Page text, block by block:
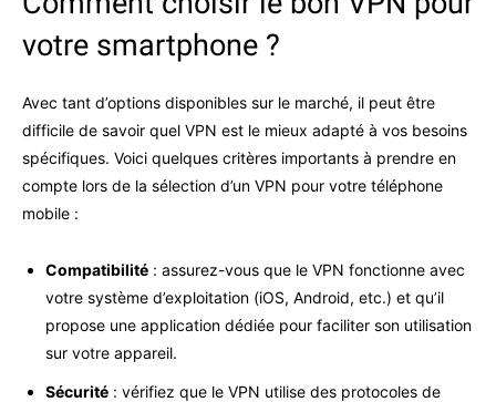
votre smartphone ?
Avec tant d’options disponibles sur le marché, il peut être
difficile de savoir quel VPN est le mieux adapté à vos besoins
spécifiques. Voici quelques critères importants à prendre en
compte lors de la sélection d’un VPN pour votre téléphone
mobile :
Compatibilité : assurez-vous que le VPN fonctionne avec
votre système d’exploitation (iOS, Android, etc.) et qu’il
propose une application dédiée pour faciliter son utilisation
sur votre appareil.
Sécurité : vérifiez que le VPN utilise des protocoles de